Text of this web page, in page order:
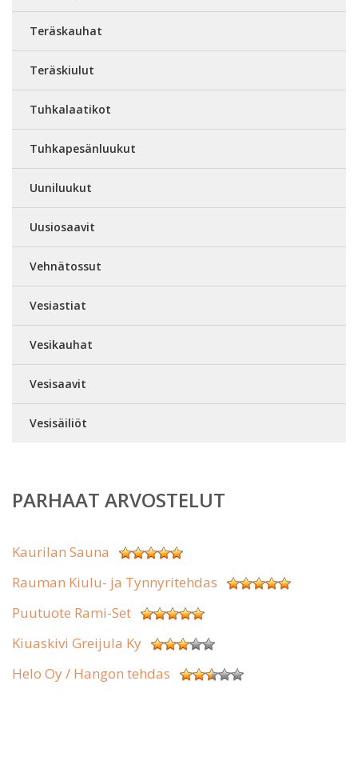
Teräskauhat
Teräskiulut
Tuhkalaatikot
Tuhkapesänluukut
Uuniluukut
Uusiosaavit
Vehnätossut
Vesiastiat
Vesikauhat
Vesisaavit
Vesisäiliöt
PARHAAT ARVOSTELUT
Kaurilan Sauna
Rauman Kiulu- ja Tynnyritehdas
Puutuote Rami-Set
Kiuaskivi Greijula Ky
Helo Oy / Hangon tehdas